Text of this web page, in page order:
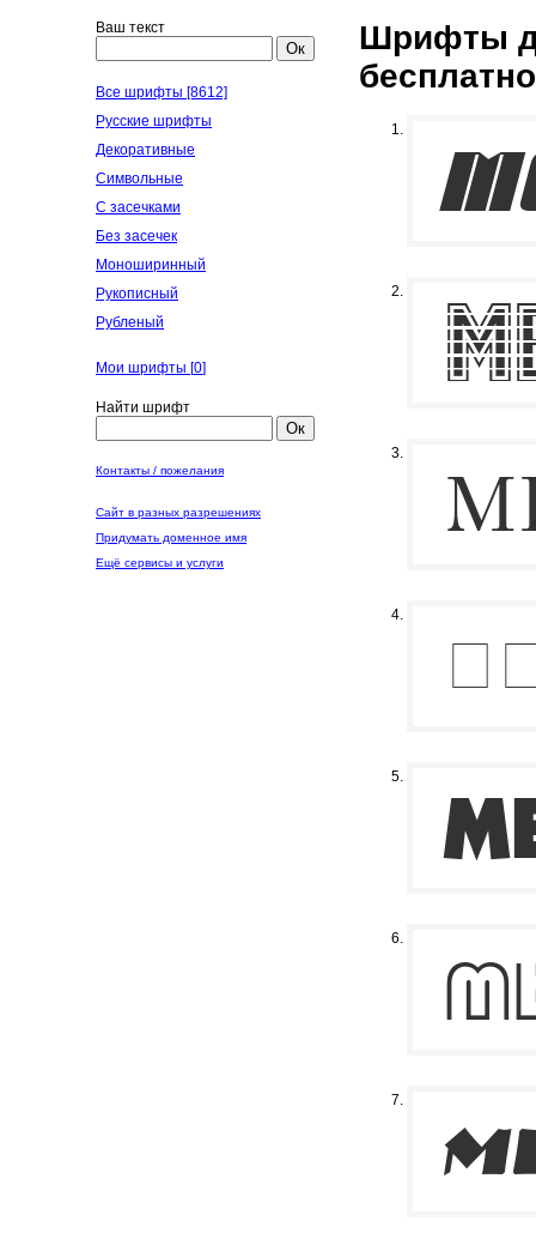
Ваш текст
Ок
Все шрифты [8612]
Русские шрифты
Декоративные
Символьные
С засечками
Без засечек
Моноширинный
Рукописный
Рубленый
Мои шрифты [0]
Найти шрифт
Ок
Контакты / пожелания
Сайт в разных разрешениях
Придумать доменное имя
Ещё сервисы и услуги
Шрифты
бесплатно